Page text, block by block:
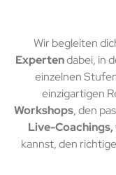
Wir begleiten
Expertendabei, in
einzelnen
einzigartigen
Workshops, den
Live-Coachings,
kannst, den